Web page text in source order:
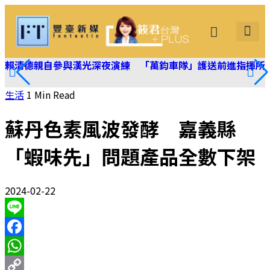
賴清德親自參與漢光深夜演練 「萬鈞車隊」護送前進指揮所
生活 1 Min Read
蘇丹色素風波發酵 嘉義縣
「蝦味先」問題產品全數下架
2024-02-22
Line
Facebook
WhatsApp